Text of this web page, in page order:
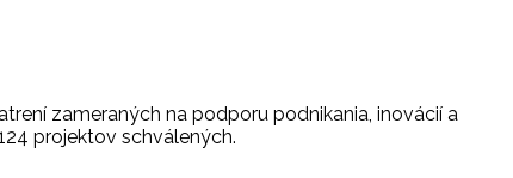
zameraných na podporu podnikania, inovácií a
projektov schválených.